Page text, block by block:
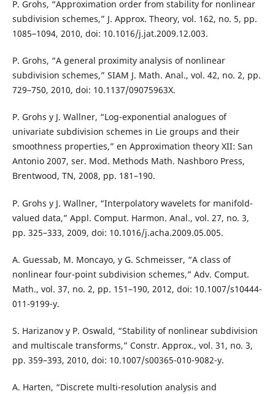
P. Grohs, “Approximation order from stability for nonlinear
subdivision schemes,” J. Approx. Theory, vol. 162, no. 5, pp.
1085–1094, 2010, doi: 10.1016/j.jat.2009.12.003.
P. Grohs, “A general proximity analysis of nonlinear
subdivision schemes,” SIAM J. Math. Anal., vol. 42, no. 2, pp.
729–750, 2010, doi: 10.1137/09075963X.
P. Grohs y J. Wallner, “Log-exponential analogues of
univariate subdivision schemes in Lie groups and their
smoothness properties,” en Approximation theory XII: San
Antonio 2007, ser. Mod. Methods Math. Nashboro Press,
Brentwood, TN, 2008, pp. 181–190.
P. Grohs y J. Wallner, “Interpolatory wavelets for manifold-
valued data,” Appl. Comput. Harmon. Anal., vol. 27, no. 3,
pp. 325–333, 2009, doi: 10.1016/j.acha.2009.05.005.
A. Guessab, M. Moncayo, y G. Schmeisser, “A class of
nonlinear four-point subdivision schemes,” Adv. Comput.
Math., vol. 37, no. 2, pp. 151–190, 2012, doi: 10.1007/s10444-
011-9199-y.
S. Harizanov y P. Oswald, “Stability of nonlinear subdivision
and multiscale transforms,” Constr. Approx., vol. 31, no. 3,
pp. 359–393, 2010, doi: 10.1007/s00365-010-9082-y.
A. Harten, “Discrete multi-resolution analysis and